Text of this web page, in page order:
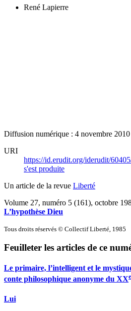
René Lapierre
Diffusion numérique : 4 novembre 2010
URI
https://id.erudit.org/iderudit/
s'est produite
Un article de la revue Liberté
Volume 27, numéro 5 (161), octobre
L’hypothèse Dieu
Tous droits réservés © Collectif Liberté, 1985
Feuilleter les articles de ce
Le primaire, l’intelligent et le
conte philosophique anonyme du XXe
Lui